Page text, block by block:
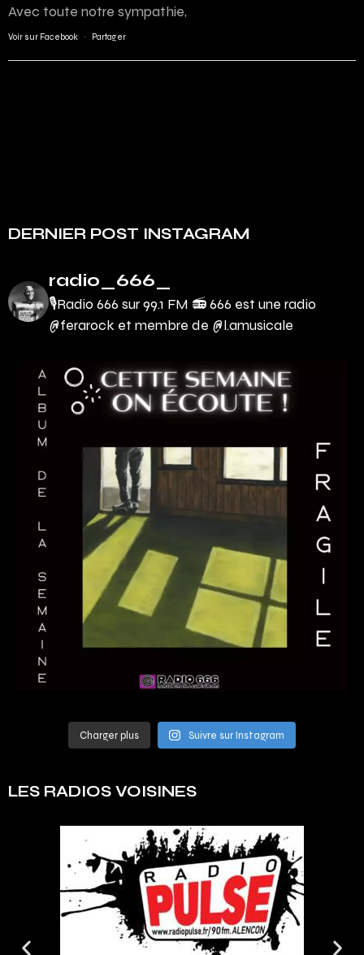
Avec toute notre sympathie,
Voir sur Facebook · Partager
DERNIER POST INSTAGRAM
radio_666_
🎙Radio 666 sur 99.1 FM 📻666 est une radio
@ferarock et membre de @l.amusicale
Charger plus Suivre sur Instagram
LES RADIOS VOISINES